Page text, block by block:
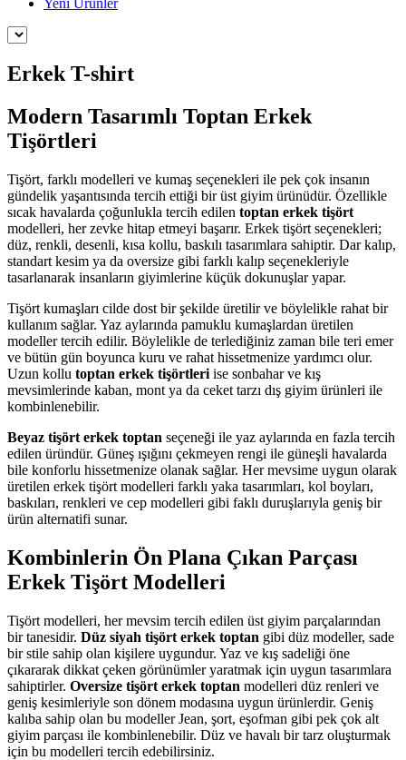
Yeni Ürünler
Erkek T-shirt
Modern Tasarımlı Toptan Erkek
Tişörtleri
Tişört, farklı modelleri ve kumaş seçenekleri ile pek çok insanın
gündelik yaşantısında tercih ettiği bir üst giyim ürünüdür. Özellikle
sıcak havalarda çoğunlukla tercih edilen toptan erkek tişört
modelleri, her zevke hitap etmeyi başarır. Erkek tişört seçenekleri;
düz, renkli, desenli, kısa kollu, baskılı tasarımlara sahiptir. Dar kalıp,
standart kesim ya da oversize gibi farklı kalıp seçenekleriyle
tasarlanarak insanların giyimlerine küçük dokunuşlar yapar.
Tişört kumaşları cilde dost bir şekilde üretilir ve böylelikle rahat bir
kullanım sağlar. Yaz aylarında pamuklu kumaşlardan üretilen
modeller tercih edilir. Böylelikle de terlediğiniz zaman bile teri emer
ve bütün gün boyunca kuru ve rahat hissetmenize yardımcı olur.
Uzun kollu toptan erkek tişörtleri ise sonbahar ve kış
mevsimlerinde kaban, mont ya da ceket tarzı dış giyim ürünleri ile
kombinlenebilir.
Beyaz tişört erkek toptan seçeneği ile yaz aylarında en fazla tercih
edilen üründür. Güneş ışığını çekmeyen rengi ile güneşli havalarda
bile konforlu hissetmenize olanak sağlar. Her mevsime uygun olarak
üretilen erkek tişört modelleri farklı yaka tasarımları, kol boyları,
baskıları, renkleri ve cep modelleri gibi faklı duruşlarıyla geniş bir
ürün alternatifi sunar.
Kombinlerin Ön Plana Çıkan Parçası
Erkek Tişört Modelleri
Tişört modelleri, her mevsim tercih edilen üst giyim parçalarından
bir tanesidir. Düz siyah tişört erkek toptan gibi düz modeller, sade
bir stile sahip olan kişilere uygundur. Yaz ve kış sadeliği öne
çıkararak dikkat çeken görünümler yaratmak için uygun tasarımlara
sahiptirler. Oversize tişört erkek toptan modelleri düz renleri ve
geniş kesimleriyle son dönem modasına uygun ürünlerdir. Geniş
kalıba sahip olan bu modeller Jean, şort, eşofman gibi pek çok alt
giyim parçası ile kombinlenebilir. Düz ve havalı bir tarz oluşturmak
için bu modelleri tercih edebilirsiniz.